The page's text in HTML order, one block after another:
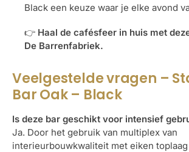
Black een keuze waar je elke avond
👉 Haal de cafésfeer in huis met
De Barrenfabriek.
Veelgestelde vragen –
Bar Oak – Black
Is deze bar geschikt voor intensief
Ja. Door het gebruik van multiplex van
interieurbouwkwaliteit met eiken